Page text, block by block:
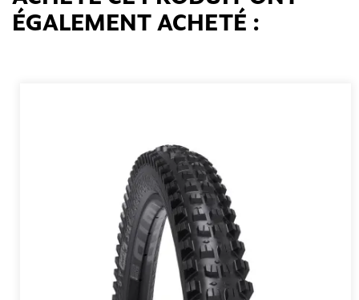
ÉGALEMENT ACHETÉ :